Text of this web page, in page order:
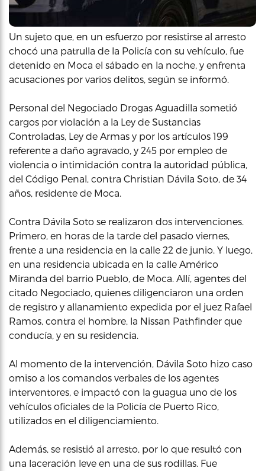
Un sujeto que, en un esfuerzo por resistirse al arresto
chocó una patrulla de la Policía con su vehículo, fue
detenido en Moca el sábado en la noche, y enfrenta
acusaciones por varios delitos, según se informó.
Personal del Negociado Drogas Aguadilla sometió
cargos por violación a la Ley de Sustancias
Controladas, Ley de Armas y por los artículos 199
referente a daño agravado, y 245 por empleo de
violencia o intimidación contra la autoridad pública,
del Código Penal, contra Christian Dávila Soto, de 34
años, residente de Moca.
Contra Dávila Soto se realizaron dos intervenciones.
Primero, en horas de la tarde del pasado viernes,
frente a una residencia en la calle 22 de junio. Y luego,
en una residencia ubicada en la calle Américo
Miranda del barrio Pueblo, de Moca. Allí, agentes del
citado Negociado, quienes diligenciaron una orden
de registro y allanamiento expedida por el juez Rafael
Ramos, contra el hombre, la Nissan Pathfinder que
conducía, y en su residencia.
Al momento de la intervención, Dávila Soto hizo caso
omiso a los comandos verbales de los agentes
interventores, e impactó con la guagua uno de los
vehículos oficiales de la Policía de Puerto Rico,
utilizados en el diligenciamiento.
Además, se resistió al arresto, por lo que resultó con
una laceración leve en una de sus rodillas. Fue